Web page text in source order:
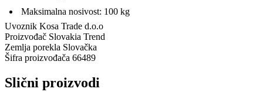
Maksimalna nosivost: 100 kg
Uvoznik Kosa Trade d.o.o
Proizvođač Slovakia Trend
Zemlja porekla Slovačka
Šifra proizvođača 66489
Slični proizvodi